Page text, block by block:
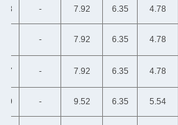
6.35
7.92
-
11.13
6.35
7.92
-
6.35
7.92
-
14.27
6.35
9.52
-
15.09